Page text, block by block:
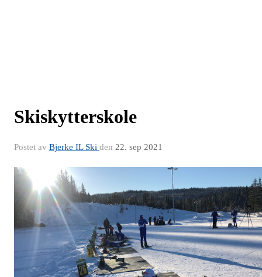
Skiskytterskole
Postet av Bjerke IL Ski den 22. sep 2021